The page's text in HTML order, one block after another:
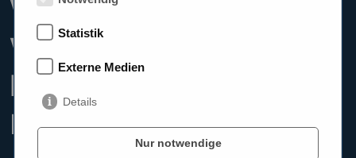
Weiterbildung mit
Wirkung: Für Ihre
bestmögliche
Hörberatung
Statistik
Externe Medien
Details
Nur notwendige